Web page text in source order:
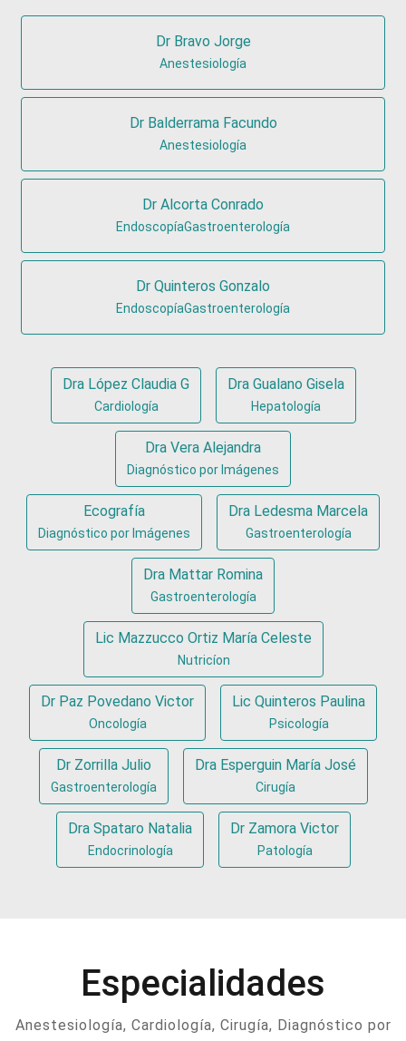
Dr Bravo Jorge
Anestesiología
Dr Balderrama Facundo
Anestesiología
Dr Alcorta Conrado
EndoscopíaGastroenterología
Dr Quinteros Gonzalo
EndoscopíaGastroenterología
Dra López Claudia G
Cardiología
Dra Gualano Gisela
Hepatología
Dra Vera Alejandra
Diagnóstico por Imágenes
Ecografía
Diagnóstico por Imágenes
Dra Ledesma Marcela
Gastroenterología
Dra Mattar Romina
Gastroenterología
Lic Mazzucco Ortiz María Celeste
Nutricíon
Dr Paz Povedano Victor
Oncología
Lic Quinteros Paulina
Psicología
Dr Zorrilla Julio
Gastroenterología
Dra Esperguin María José
Cirugía
Dra Spataro Natalia
Endocrinología
Dr Zamora Victor
Patología
Especialidades
Anestesiología, Cardiología, Cirugía, Diagnóstico por